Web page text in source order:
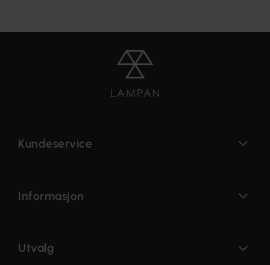
Kundeservice
Informasjon
Utvalg